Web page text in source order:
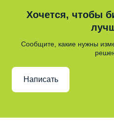
Хочется, чтобы
Сообщите, какие нужны
Написать